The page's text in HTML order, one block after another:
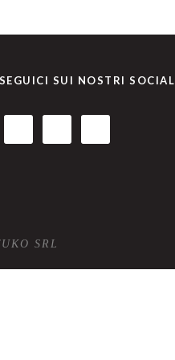
SUI NOSTRI SOCIAL
SRL